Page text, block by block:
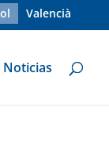
Valencià
Noticias